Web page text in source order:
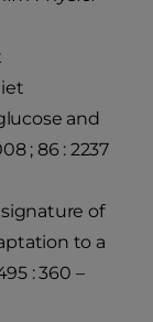
and
; 86 : 2237
of
to a
: 360 –